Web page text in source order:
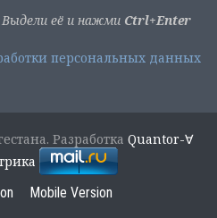
её и нажми Ctrl+Enter
персональных данных
РазработкаQuantor-∀
Mobile Version